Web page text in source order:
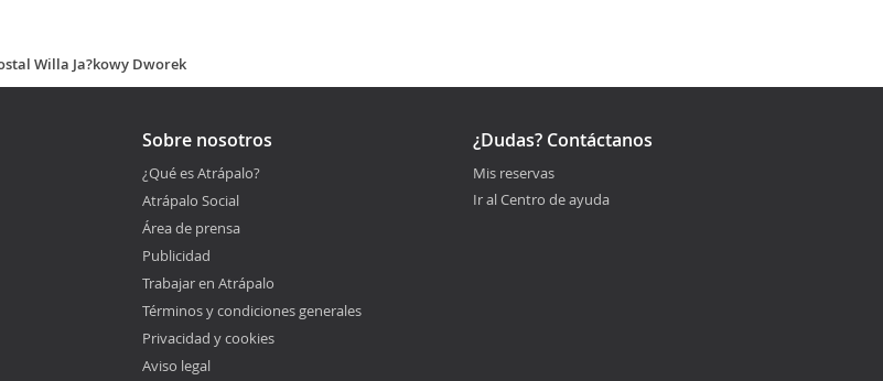
Willa Ja?kowy Dworek
Sobre nosotros
¿Qué es Atrápalo?
Atrápalo Social
Área de prensa
Publicidad
Trabajar en Atrápalo
Términos y condiciones generales
Privacidad y cookies
Aviso legal
¿Dudas? Contáctanos
Mis reservas
Ir al Centro de ayuda